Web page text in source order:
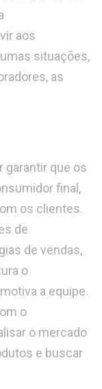
aos
situações,
as
garantir que os
final,
os clientes.
de
de vendas,
o
a equipe.
o
o mercado
e buscar